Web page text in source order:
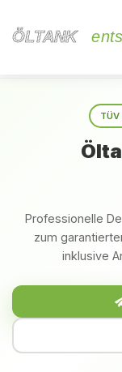
ÖLTANK
ÖLTANK
Professionelle
zum
inklusive